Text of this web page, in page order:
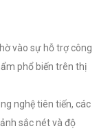
vào sự hỗ trợ công
phổ biến trên thị
nghệ tiên tiến, các
sắc nét và độ